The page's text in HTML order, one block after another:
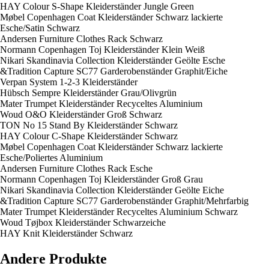
HAY Colour S-Shape Kleiderständer Jungle Green
Møbel Copenhagen Coat Kleiderständer Schwarz lackierte
Esche/Satin Schwarz
Andersen Furniture Clothes Rack Schwarz
Normann Copenhagen Toj Kleiderständer Klein Weiß
Nikari Skandinavia Collection Kleiderständer Geölte Esche
&Tradition Capture SC77 Garderobenständer Graphit/Eiche
Verpan System 1-2-3 Kleiderständer
Hübsch Sempre Kleiderständer Grau/Olivgrün
Mater Trumpet Kleiderständer Recyceltes Aluminium
Woud O&O Kleiderständer Groß Schwarz
TON No 15 Stand By Kleiderständer Schwarz
HAY Colour C-Shape Kleiderständer Schwarz
Møbel Copenhagen Coat Kleiderständer Schwarz lackierte
Esche/Poliertes Aluminium
Andersen Furniture Clothes Rack Esche
Normann Copenhagen Toj Kleiderständer Groß Grau
Nikari Skandinavia Collection Kleiderständer Geölte Eiche
&Tradition Capture SC77 Garderobenständer Graphit/Mehrfarbig
Mater Trumpet Kleiderständer Recyceltes Aluminium Schwarz
Woud Tøjbox Kleiderständer Schwarzeiche
HAY Knit Kleiderständer Schwarz
Andere Produkte